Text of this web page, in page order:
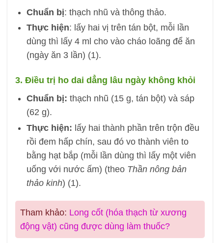
Chuẩn bị: thạch nhũ và thông thảo.
Thực hiện: lấy hai vị trên tán bột, mỗi lần
dùng thì lấy 4 ml cho vào cháo loãng để ăn
(ngày ăn 3 lần) (1).
3. Điều trị ho dai dẳng lâu ngày không khỏi
Chuẩn bị: thạch nhũ (15 g, tán bột) và sáp
(62 g).
Thực hiện: lấy hai thành phần trên trộn đều
rồi đem hấp chín, sau đó vo thành viên to
bằng hạt bắp (mỗi lần dùng thì lấy một viên
uống với nước ấm) (theo Thần nông bản
thảo kinh) (1).
Tham khảo: Long cốt (hóa thạch từ xương
động vật) cũng được dùng làm thuốc?